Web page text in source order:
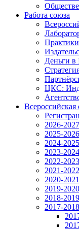
Работа союза
Деньги в
ЦКС:
2026-2027
2025-2026
2024-2025
2023-2024
2022-2023
2021-2022
2020-2021
2019-2020
2018-2019
2017-2018